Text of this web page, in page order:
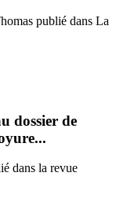
publié dans La
dossier de
dans la revue